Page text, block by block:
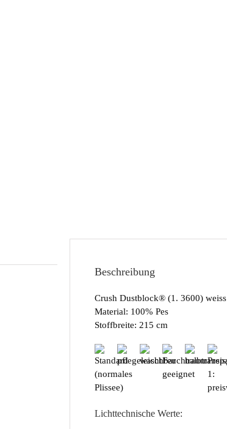
Beschreibung
Crush Dustblock® (1. 3600) weiss
Material: 100% Pes
Stoffbreite: 215 cm
Lichttechnische Werte: